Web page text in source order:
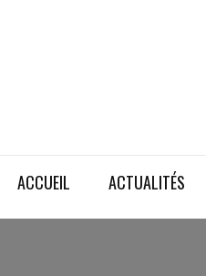
ACCUEIL ACTUALITÉS